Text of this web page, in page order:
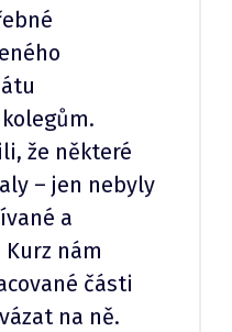
že některé
– jen nebyly
a
nám
části
na ně.